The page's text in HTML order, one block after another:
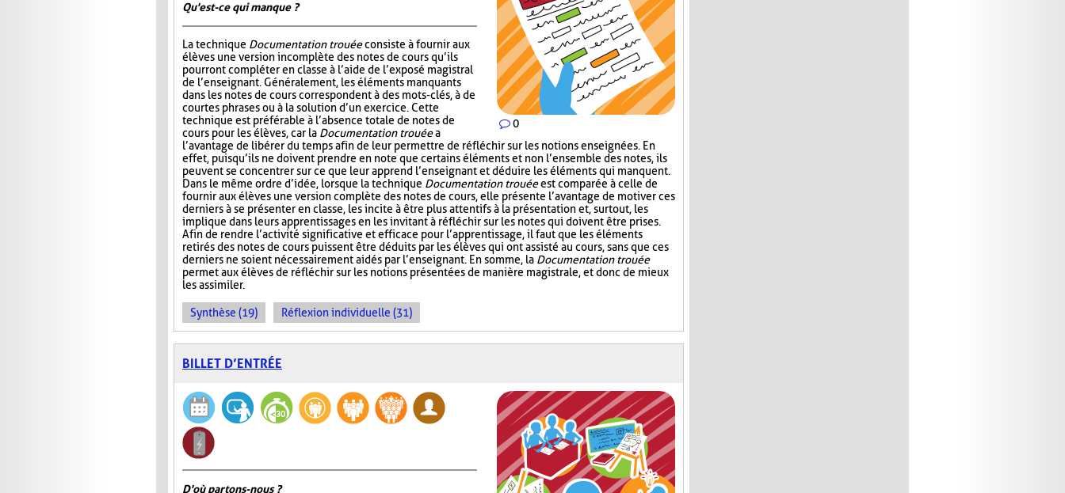
0
Qu'est-ce qui manque ?
La technique Documentation trouéeconsiste à fournir aux
élèves une version incomplète des notes de cours qu’ils
pourront compléter en classe à l’aide de l’exposé magistral
de l’enseignant. Généralement, les éléments manquants
dans les notes de cours correspondent à des mots-clés, à de
courtes phrases ou à la solution d’un exercice. Cette
technique est préférable à l’absence totale de notes de
cours pour les élèves, car la Documentation trouéea
l’avantage de libérer du temps afin de leur permettre de réfléchir sur les notions enseignées. En
effet, puisqu’ils ne doivent prendre en note que certains éléments et non l’ensemble des notes, ils
peuvent se concentrer sur ce que leur apprend l’enseignant et déduire les éléments qui manquent.
Dans le même ordre d’idée, lorsque la technique Documentation trouéeest comparée à celle de
fournir aux élèves une version complète des notes de cours, elle présente l’avantage de motiver ces
derniers à se présenter en classe, les incite à être plus attentifs à la présentation et, surtout, les
implique dans leurs apprentissages en les invitant à réfléchir sur les notes qui doivent être prises.
Afin de rendre l’activité significative et efficace pour l’apprentissage, il faut que les éléments
retirés des notes de cours puissent être déduits par les élèves qui ont assisté au cours, sans que ces
derniers ne soient nécessairement aidés par l’enseignant. En somme, la Documentation trouée
permet aux élèves de réfléchir sur les notions présentées de manière magistrale, et donc de mieux
les assimiler.
Synthèse (19) Réflexion individuelle (31)
BILLET D’ENTRÉE
D'où partons-nous ?